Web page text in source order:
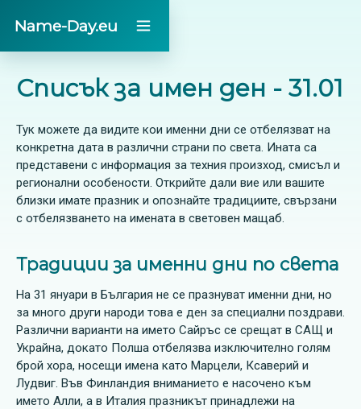
Name-Day.eu
Списък за имен ден - 31.01
Тук можете да видите кои именни дни се отбелязват на
конкретна дата в различни страни по света. Ината са
представени с информация за техния произход, смисъл и
регионални особености. Открийте дали вие или вашите
близки имате празник и опознайте традициите, свързани
с отбелязването на имената в световен мащаб.
Традиции за именни дни по света
На 31 януари в България не се празнуват именни дни, но
за много други народи това е ден за специални поздрави.
Различни варианти на името Сайръс се срещат в САЩ и
Украйна, докато Полша отбелязва изключително голям
брой хора, носещи имена като Марцели, Ксаверий и
Лудвиг. Във Финландия вниманието е насочено към
името Алли, а в Италия празникът принадлежи на